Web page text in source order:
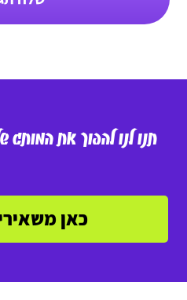
תנו לנו להפוך את המותג
כאן